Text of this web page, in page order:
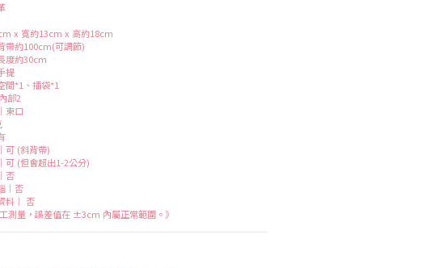
x 寬約13cm x 高約18cm
帶約100cm(可調節)
度約30cm
提
間*1、插袋*1
部2
束口
可 (斜背帶)
可 (但會超出1-2公分)
否
｜否
料｜ 否
測量，誤差值在 ±3cm 內屬正常範圍。》